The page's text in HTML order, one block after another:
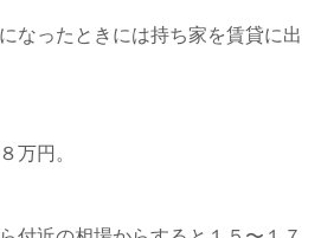
なったときには持ち家を賃貸に出
万円。